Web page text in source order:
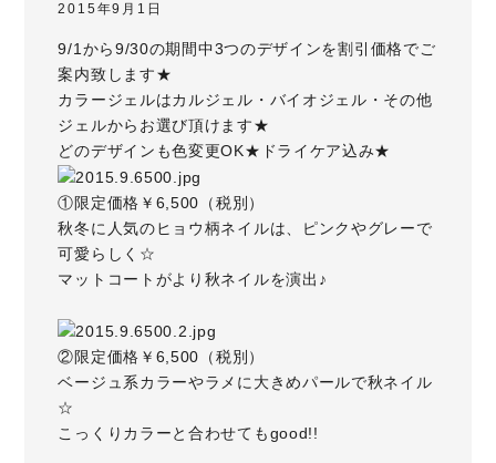
2015年9月1日
9/1から9/30の期間中3つのデザインを割引価格でご
案内致します★
カラージェルはカルジェル・バイオジェル・その他
ジェルからお選び頂けます★
どのデザインも色変更OK★ドライケア込み★
①限定価格￥6,500（税別）
秋冬に人気のヒョウ柄ネイルは、ピンクやグレーで
可愛らしく☆
マットコートがより秋ネイルを演出♪
②限定価格￥6,500（税別）
ベージュ系カラーやラメに大きめパールで秋ネイル
☆
こっくりカラーと合わせてもgood!!